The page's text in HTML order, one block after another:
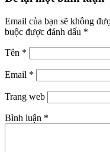
Email của bạn sẽ không
buộc được đánh dấu *
Tên *
Email *
Trang web
Bình luận *